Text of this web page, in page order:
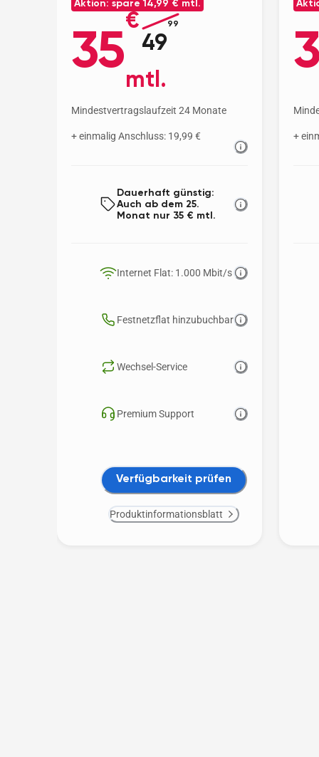
Aktion: spare 14,99 € mtl.
35
€
49
99
mtl.
Mindestvertragslaufzeit 24 Monate
+ einmalig Anschluss: 19,99 €
Dauerhaft günstig:
Auch ab dem 25.
Monat nur 35 € mtl.
Internet Flat: 1.000 Mbit/s
Festnetzflat hinzubuchbar
Wechsel-Service
Premium Support
Verfügbarkeit prüfen
Produktinformationsblatt
+